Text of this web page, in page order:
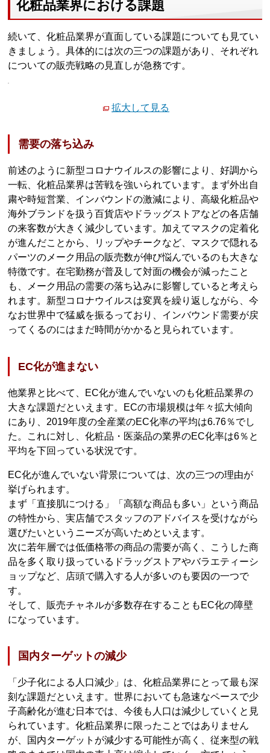
化粧品業界における課題
続いて、化粧品業界が直面している課題についても見てい
きましょう。具体的には次の三つの課題があり、それぞれ
についての販売戦略の見直しが急務です。
拡大して見る
需要の落ち込み
前述のように新型コロナウイルスの影響により、好調から
一転、化粧品業界は苦戦を強いられています。まず外出自
粛や時短営業、インバウンドの激減により、高級化粧品や
海外ブランドを扱う百貨店やドラッグストアなどの各店舗
の来客数が大きく減少しています。加えてマスクの定着化
が進んだことから、リップやチークなど、マスクで隠れる
パーツのメーク用品の販売数が伸び悩んでいるのも大きな
特徴です。在宅勤務が普及して対面の機会が減ったこと
も、メーク用品の需要の落ち込みに影響していると考えら
れます。新型コロナウイルスは変異を繰り返しながら、今
なお世界中で猛威を振るっており、インバウンド需要が戻
ってくるのにはまだ時間がかかると見られています。
EC化が進まない
他業界と比べて、EC化が進んでいないのも化粧品業界の
大きな課題だといえます。ECの市場規模は年々拡大傾向
にあり、2019年度の全産業のEC化率の平均は6.76％でし
た。これに対し、化粧品・医薬品の業界のEC化率は6％と
平均を下回っている状況です。
EC化が進んでいない背景については、次の三つの理由が
挙げられます。
まず「直接肌につける」「高額な商品も多い」という商品
の特性から、実店舗でスタッフのアドバイスを受けながら
選びたいというニーズが高いためといえます。
次に若年層では低価格帯の商品の需要が高く、こうした商
品を多く取り扱っているドラッグストアやバラエティーシ
ョップなど、店頭で購入する人が多いのも要因の一つで
す。
そして、販売チャネルが多数存在することもEC化の障壁
になっています。
国内ターゲットの減少
「少子化による人口減少」は、化粧品業界にとって最も深
刻な課題だといえます。世界においても急速なペースで少
子高齢化が進む日本では、今後も人口は減少していくと見
られています。化粧品業界に限ったことではありません
が、国内ターゲットが減少する可能性が高く、従来型の戦